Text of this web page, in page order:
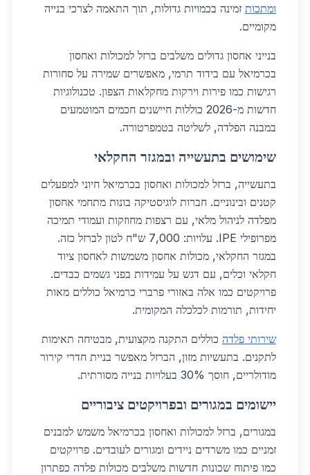
ומתכות זמינה בכמויות גדולות, תוך התאמה לצרכי בנייה
מקומיים.
בנייני אחסון גדולים משלבים ברזל למכולות ואחסון
בכרמיאל עם בידוד תרמי, מאפשרים שמירה על סחורות
רגישות כמו פירות וירקות מחקלאות הצפון. טכנולוגיות
חדשות מ-2026 כוללות חיישנים חכמים המוטמעים
במבנה הפלדה, לשליטה בטמפרטורה.
שימושים בתעשייה ובמגזר החקלאי
בתעשייה, ברזל למכולות ואחסון בכרמיאל חיוני למפעלים
קטנים ובינוניים. חברות לוגיסטיקה בונות מתחמי אחסון
מפלדה לניהול מלאי, עם רצפות מחוזקות ועמודי תמיכה
מפרופילי IPE. עלויות: 7,000 ש"ח לטון לברזל כזה.
במגזר החקלאי, מכולות אחסון משמשות לאחסון ציוד
חקלאי וכלים, עם דגש על עמידות בפני גשמים כבדים.
פרויקטים כמו אלה באזורי פרברי כרמיאל כוללים מאות
יחידות, תורמות לכלכלה המקומית.
שירותי פלדה כוללים התקנה מקצועית, מבטיחה תאימות
לתקנים. בתעשיות מזון, הברזל מאפשר בניית חדרי קירור
מודולריים, חוסך 30% בעלויות בנייה מסורתית.
יישומים במגורים ובפרויקטים ציבוריים
במגורים, ברזל למכולות ואחסון בכרמיאל משמש למבנים
זמניים כמו משרדים ניידים ומגורים לעובדים. פרויקטים
כמו פיתוח שכונות חדשות משלבים מכולות פלדה כפתרון